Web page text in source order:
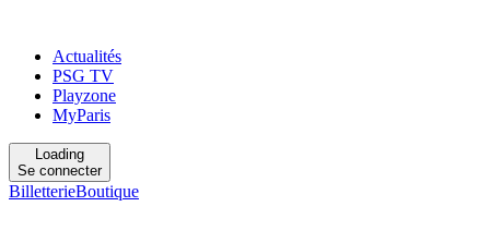
Actualités
PSG TV
Playzone
MyParis
Loading
Se connecter
BilletterieBoutique